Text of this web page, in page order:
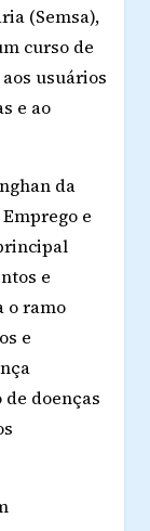
(Semsa),
curso de
usuários
e ao
da
e
e
o ramo
e
doenças